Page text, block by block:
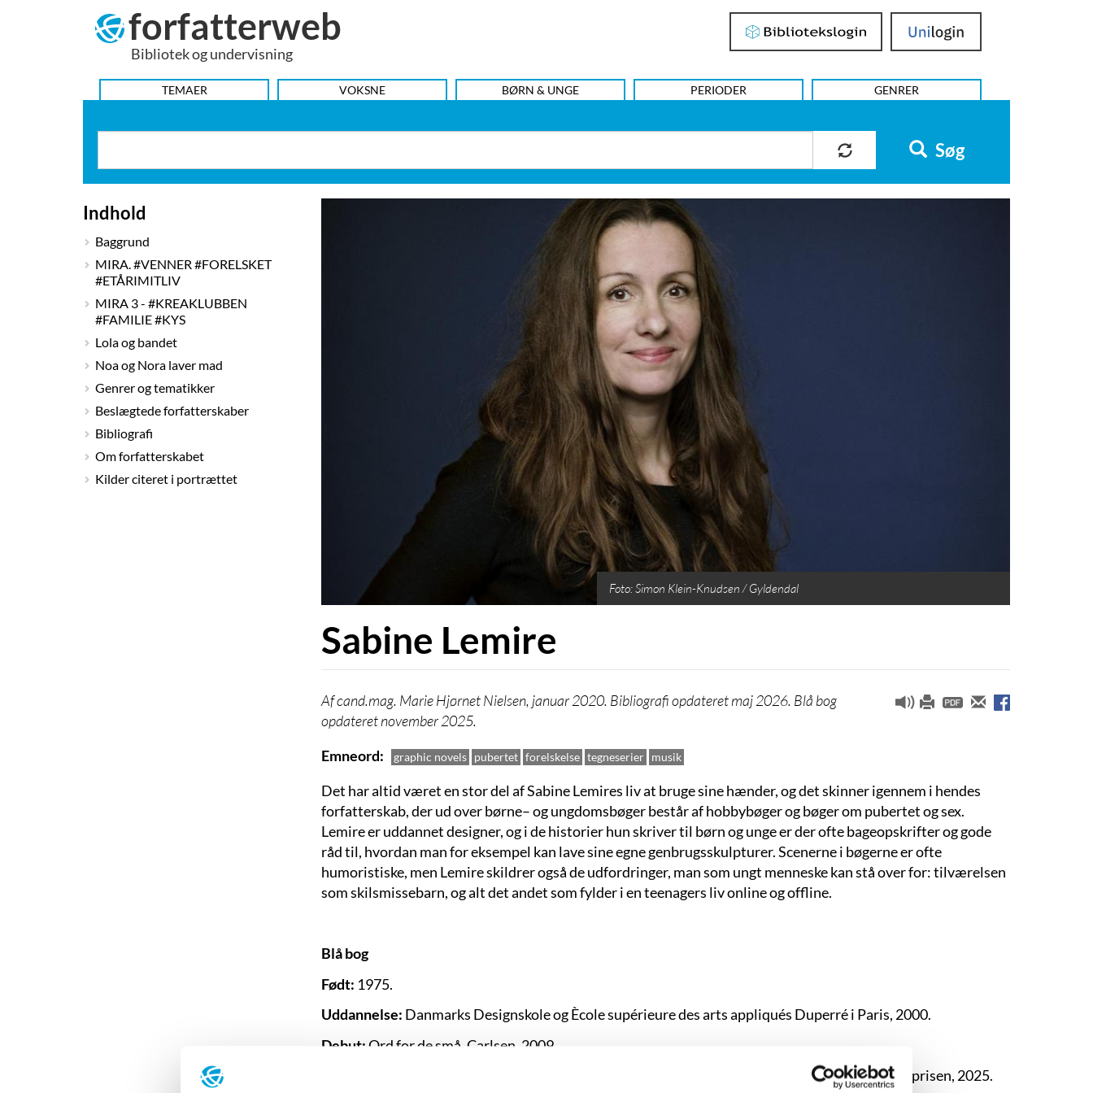
forfatterweb
Bibliotek og undervisning
Bibliotekslogin UniLogin
HOVEDMENU
TEMAER VOKSNE BØRN & UNGE PERIODER GENRER
Søg
Indhold
Baggrund
MIRA. #VENNER #FORELSKET
#ETÅRIMITLIV
MIRA 3 - #KREAKLUBBEN
#FAMILIE #KYS
Lola og bandet
Noa og Nora laver mad
Genrer og tematikker
Beslægtede forfatterskaber
Bibliografi
Om forfatterskabet
Kilder citeret i portrættet
Foto: Simon Klein-Knudsen / Gyldendal
Sabine Lemire
cand.mag. Marie Hjørnet Nielsen, januar 2020. Bibliografi opdateret maj 2026. Blå bog
opdateret november 2025.
Emneord
graphic novels pubertet forelskelse tegneserier musik
Det har altid været en stor del af Sabine Lemires liv at bruge sine hænder, og det skinner igennem i hendes
forfatterskab, der ud over børne– og ungdomsbøger består af hobbybøger og bøger om pubertet og sex.
Lemire er uddannet designer, og i de historier hun skriver til børn og unge er der ofte bageopskrifter og gode
råd til, hvordan man for eksempel kan lave sine egne genbrugsskulpturer. Scenerne i bøgerne er ofte
humoristiske, men Lemire skildrer også de udfordringer, man som ungt menneske kan stå over for: tilværelsen
som skilsmissebarn, og alt det andet som fylder i en teenagers liv online og offline.
Blå bog
Født: 1975.
Uddannelse: Danmarks Designskole og Ècole supérieure des arts appliqués Duperré i Paris, 2000.
Debut:Ord for de små. Carlsen, 2009.
Orlaprisen, 2018. Orlaprisen, 2019. Ping-prisen, 2019. Orlaprisen, 2022. Orlaprisen, 2025.